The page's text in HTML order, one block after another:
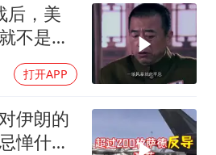
个明星演唱会取消
习近平心系体育强国建设
后，美
不是来
打开APP
伊朗的
惮什